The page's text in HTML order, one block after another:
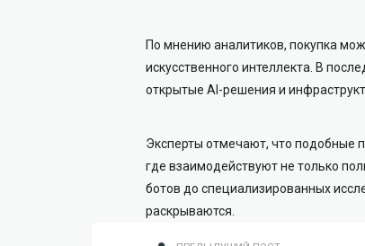
По мнению аналитиков, покупка
искусственного интеллекта. В
открытые AI-решения и
Эксперты отмечают, что подобные
где взаимодействуют не только
ботов до специализированных
раскрываются.